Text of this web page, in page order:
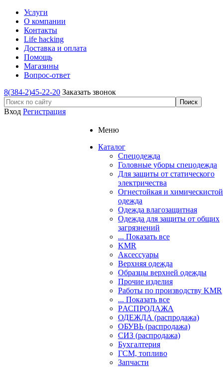
Услуги
О компании
Контакты
Life hacking
Доставка и оплата
Помощь
Магазины
Вопрос-ответ
8(384-2)45-22-20 Заказать звонок
Вход Регистрация
Меню
Каталог
Спецодежда
Головные уборы спецодежда
Для защиты от статического
электричества
Огнестойкая и
одежда
Одежда влагозащитная
Одежда для защиты от общих
загрязнений
... Показать все
KMR
Аксессуары
Верхняя одежда
Образцы верхней одежды
Прочие изделия
Работы по производству KMR
... Показать все
PАСПРОДАЖА
ОДЕЖДА (распродажа)
ОБУВЬ (распродажа)
СИЗ (распродажа)
Бухгалтерия
ГСМ, топливо
Запчасти